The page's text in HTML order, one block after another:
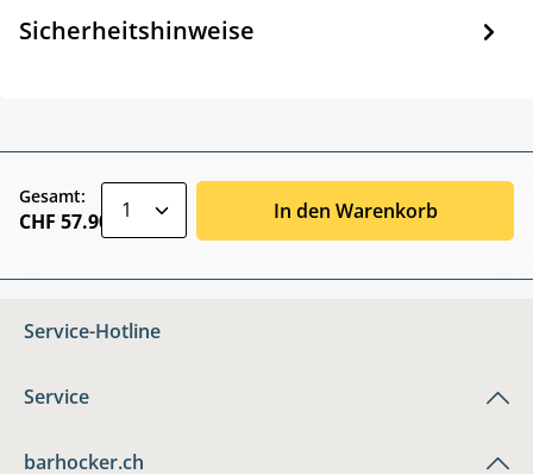
Sicherheitshinweise
Gesamt:
CHF 57.90 In den Warenkorb
Service-Hotline
Service
barhocker.ch